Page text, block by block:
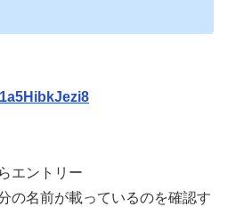
エントリー
の名前が載っているのを確認す